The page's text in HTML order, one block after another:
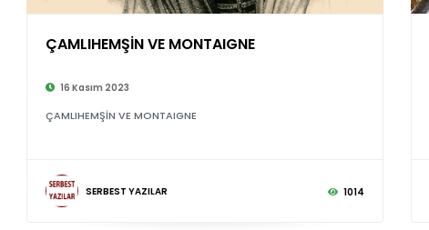
ÇAMLIHEMŞİN VE MONTAIGNE
16 Kasım 2023
ÇAMLIHEMŞİN VE MONTAIGNE
SERBEST YAZILAR 1014